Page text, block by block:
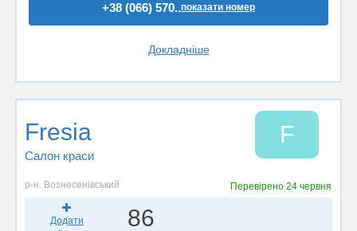
+38 (066) 570..показати номер
Докладніше
Fresia
Салон краси
F
р-н. Вознесенівський Перевірено24 червня
Додати
86